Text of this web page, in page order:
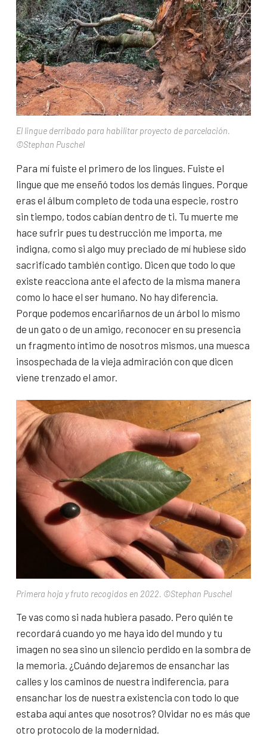
El lingue derribado para habilitar proyecto de parcelación.
©Stephan Puschel
Para mí fuiste el primero de los lingues. Fuiste el
lingue que me enseñó todos los demás lingues. Porque
eras el álbum completo de toda una especie, rostro
sin tiempo, todos cabían dentro de ti. Tu muerte me
hace sufrir pues tu destrucción me importa, me
indigna, como si algo muy preciado de mí hubiese sido
sacrificado también contigo. Dicen que todo lo que
existe reacciona ante el afecto de la misma manera
como lo hace el ser humano. No hay diferencia.
Porque podemos encariñarnos de un árbol lo mismo
de un gato o de un amigo, reconocer en su presencia
un fragmento íntimo de nosotros mismos, una muesca
insospechada de la vieja admiración con que dicen
viene trenzado el amor.
Primera hoja y fruto recogidos en 2022. ©Stephan Puschel
Te vas como si nada hubiera pasado. Pero quién te
recordará cuando yo me haya ido del mundo y tu
imagen no sea sino un silencio perdido en la sombra de
la memoria. ¿Cuándo dejaremos de ensanchar las
calles y los caminos de nuestra indiferencia, para
ensanchar los de nuestra existencia con todo lo que
estaba aquí antes que nosotros? Olvidar no es más que
otro protocolo de la modernidad.